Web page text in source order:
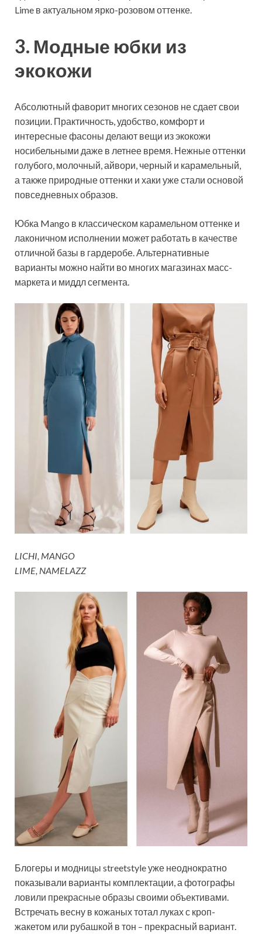
Lime в актуальном ярко-розовом оттенке.
3. Модные юбки из
экокожи
Абсолютный фаворит многих сезонов не сдает свои
позиции. Практичность, удобство, комфорт и
интересные фасоны делают вещи из экокожи
носибельными даже в летнее время. Нежные оттенки
голубого, молочный, айвори, черный и карамельный,
а также природные оттенки и хаки уже стали основой
повседневных образов.
Юбка Mango в классическом карамельном оттенке и
лаконичном исполнении может работать в качестве
отличной базы в гардеробе. Альтернативные
варианты можно найти во многих магазинах масс-
маркета и миддл сегмента.
LICHI, MANGO
LIME, NAMELAZZ
Блогеры и модницы streetstyle уже неоднократно
показывали варианты комплектации, а фотографы
ловили прекрасные образы своими объективами.
Встречать весну в кожаных тотал луках с кроп-
жакетом или рубашкой в тон – прекрасный вариант.